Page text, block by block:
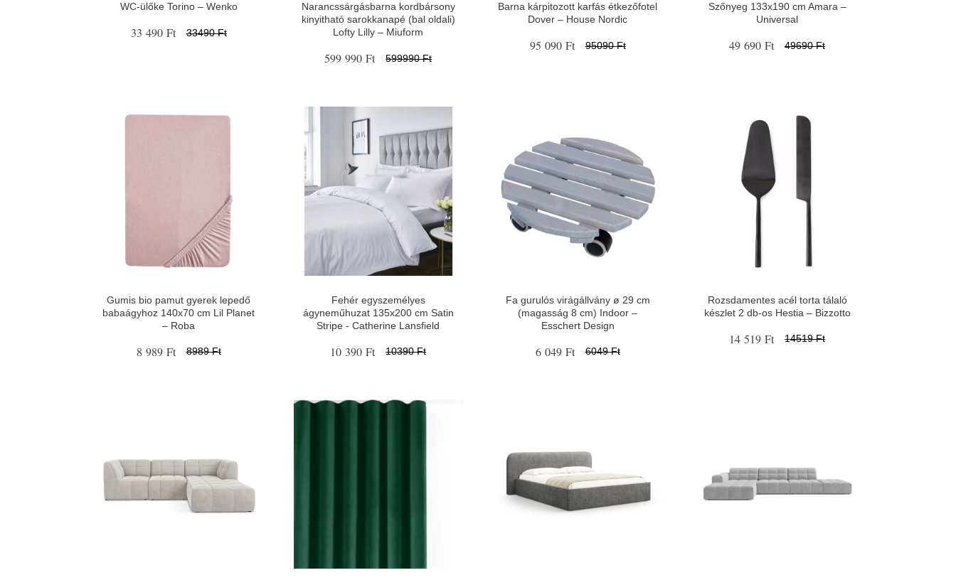
WC-ülőke Torino – Wenko
33 490 Ft 33490 Ft
Narancssárgásbarna kordbársony
kinyitható sarokkanapé (bal oldali)
Lofty Lilly – Miuform
599 990 Ft 599990 Ft
Barna kárpitozott karfás étkezőfotel
Dover – House Nordic
95 090 Ft 95090 Ft
Szőnyeg 133x190 cm Amara –
Universal
49 690 Ft 49690 Ft
Gumis bio pamut gyerek lepedő
babaágyhoz 140x70 cm Lil Planet
– Roba
8 989 Ft 8989 Ft
Fehér egyszemélyes
ágyneműhuzat 135x200 cm Satin
Stripe - Catherine Lansfield
10 390 Ft 10390 Ft
Fa gurulós virágállvány ø 29 cm
(magasság 8 cm) Indoor –
Esschert Design
6 049 Ft 6049 Ft
Rozsdamentes acél torta tálaló
készlet 2 db-os Hestia – Bizzotto
14 519 Ft 14519 Ft